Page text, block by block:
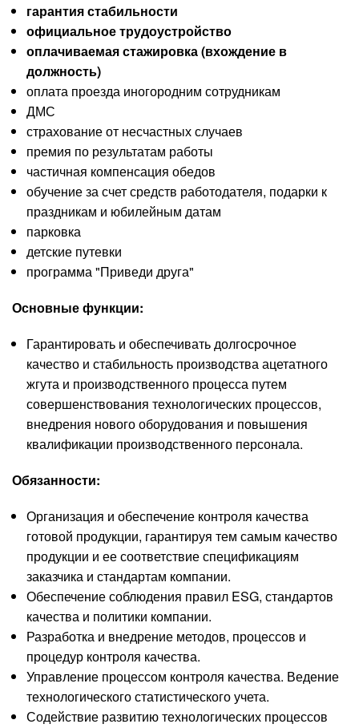
гарантия стабильности
официальное трудоустройство
оплачиваемая стажировка (вхождение в
должность)
оплата проезда иногородним сотрудникам
ДМС
страхование от несчастных случаев
премия по результатам работы
частичная компенсация обедов
обучение за счет средств работодателя, подарки к
праздникам и юбилейным датам
парковка
детские путевки
программа "Приведи друга"
Основные функции:
Гарантировать и обеспечивать долгосрочное
качество и стабильность производства ацетатного
жгута и производственного процесса путем
совершенствования технологических процессов,
внедрения нового оборудования и повышения
квалификации производственного персонала.
Обязанности:
Организация и обеспечение контроля качества
готовой продукции, гарантируя тем самым качество
продукции и ее соответствие спецификациям
заказчика и стандартам компании.
Обеспечение соблюдения правил ESG, стандартов
качества и политики компании.
Разработка и внедрение методов, процессов и
процедур контроля качества.
Управление процессом контроля качества. Ведение
технологического статистического учета.
Содействие развитию технологических процессов